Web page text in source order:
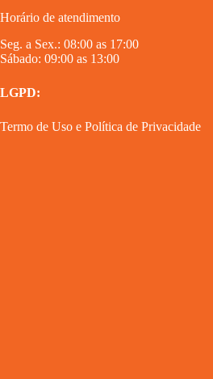
Horário de atendimento
Seg. a Sex.: 08:00 as 17:00
Sábado: 09:00 as 13:00
LGPD:
Termo de Uso e Política de Privacidade